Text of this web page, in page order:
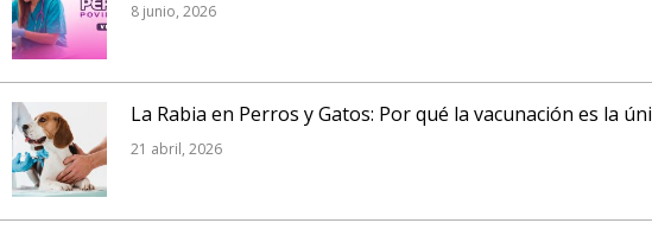
8 junio, 2026
La Rabia en Perros y Gatos: Por qué la vacunación es la
21 abril, 2026